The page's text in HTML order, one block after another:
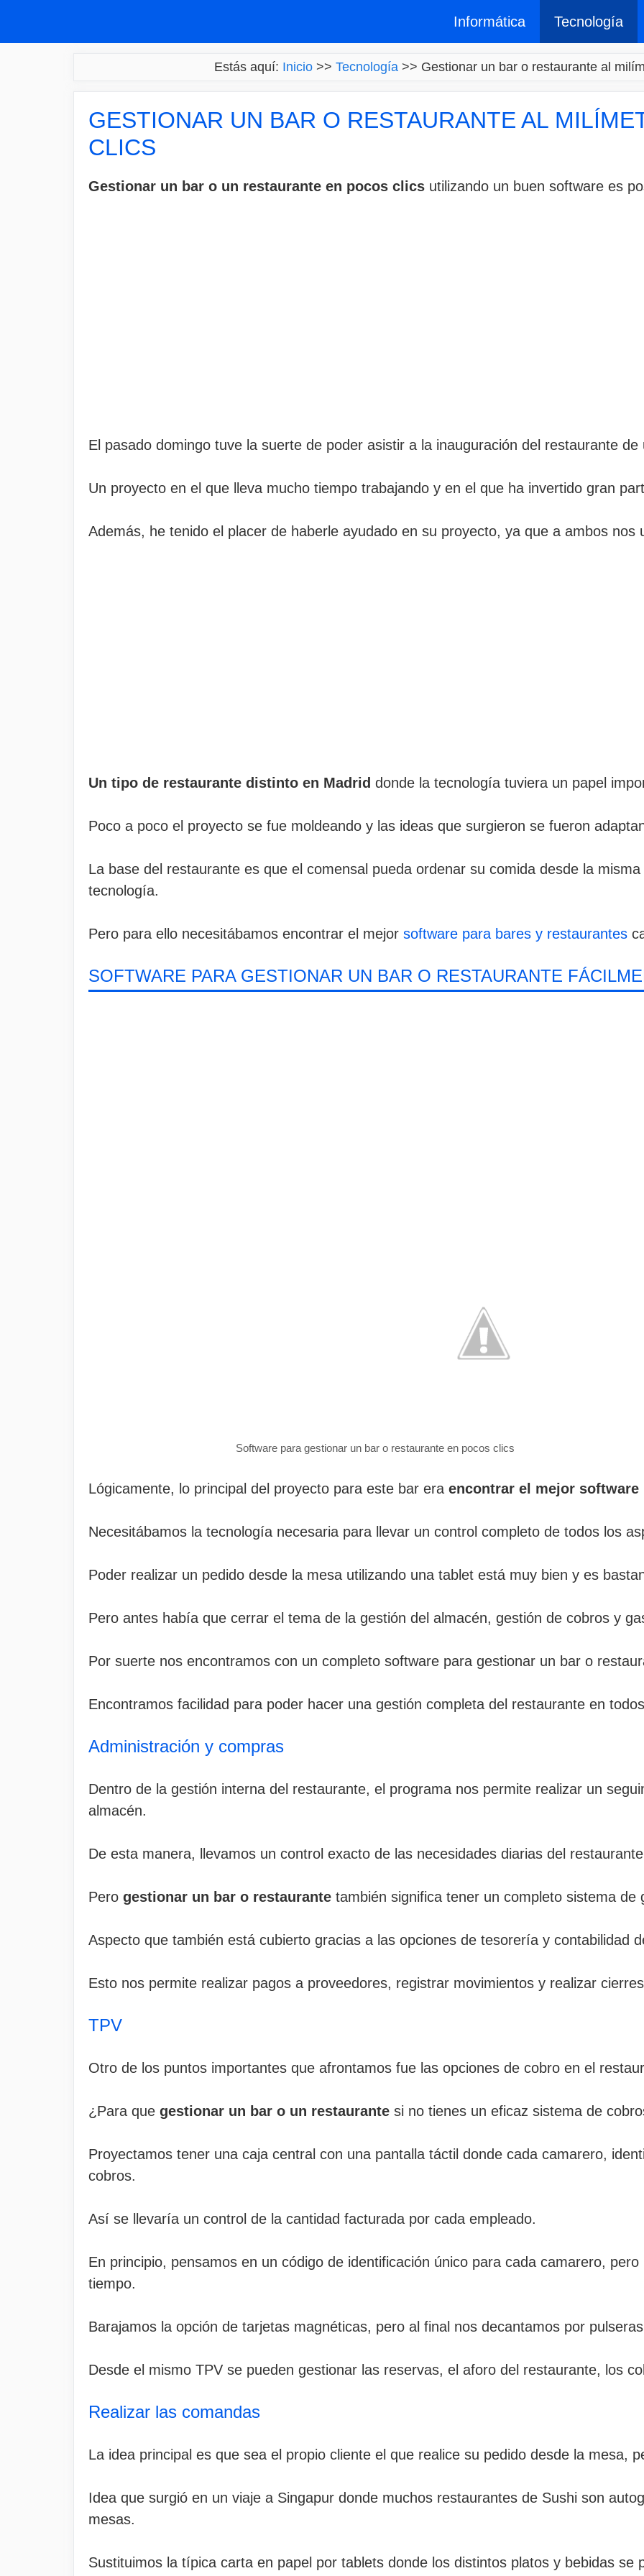
Informática Tecnología
Estás aquí: Inicio>> Tecnología>> Gestionar un bar o restaurante al
GESTIONAR UN BAR O RESTAURANTE AL
CLICS
Gestionar un bar o un restaurante en pocos clics utilizando un buen software es
El pasado domingo tuve la suerte de poder asistir a la inauguración del restaurante de
Un proyecto en el que lleva mucho tiempo trabajando y en el que ha invertido gran
Además, he tenido el placer de haberle ayudado en su proyecto, ya que a ambos
Un tipo de restaurante distinto en Madrid donde la tecnología tuviera un papel
Poco a poco el proyecto se fue moldeando y las ideas que surgieron se fueron
La base del restaurante es que el comensal pueda ordenar su comida desde la
tecnología.
Pero para ello necesitábamos encontrar el mejor software para bares y restaurantes
SOFTWARE PARA GESTIONAR UN BAR O RESTAURANTE
Software para gestionar un bar o restaurante en pocos clics
Lógicamente, lo principal del proyecto para este bar era encontrar el mejor
Necesitábamos la tecnología necesaria para llevar un control completo de todos los
Poder realizar un pedido desde la mesa utilizando una tablet está muy bien y es
Pero antes había que cerrar el tema de la gestión del almacén, gestión de cobros y
Por suerte nos encontramos con un completo software para gestionar un bar o
Encontramos facilidad para poder hacer una gestión completa del restaurante en
Administración y compras
Dentro de la gestión interna del restaurante, el programa nos permite realizar un
almacén.
De esta manera, llevamos un control exacto de las necesidades diarias del
Pero gestionar un bar o restaurante también significa tener un completo sistema de
Aspecto que también está cubierto gracias a las opciones de tesorería y contabilidad
Esto nos permite realizar pagos a proveedores, registrar movimientos y realizar
TPV
Otro de los puntos importantes que afrontamos fue las opciones de cobro en el
¿Para que gestionar un bar o un restaurante si no tienes un eficaz sistema de
Proyectamos tener una caja central con una pantalla táctil donde cada camarero,
cobros.
Así se llevaría un control de la cantidad facturada por cada empleado.
En principio, pensamos en un código de identificación único para cada camarero,
tiempo.
Barajamos la opción de tarjetas magnéticas, pero al final nos decantamos por
Desde el mismo TPV se pueden gestionar las reservas, el aforo del restaurante, los
Realizar las comandas
La idea principal es que sea el propio cliente el que realice su pedido desde la mesa,
Idea que surgió en un viaje a Singapur donde muchos restaurantes de Sushi son
mesas.
Sustituimos la típica carta en papel por tablets donde los distintos platos y bebidas se